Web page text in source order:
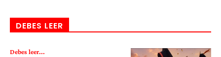
DEBES LEER
Debes leer...